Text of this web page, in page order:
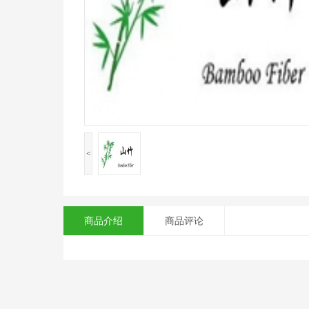
<
商品介绍 商品评论